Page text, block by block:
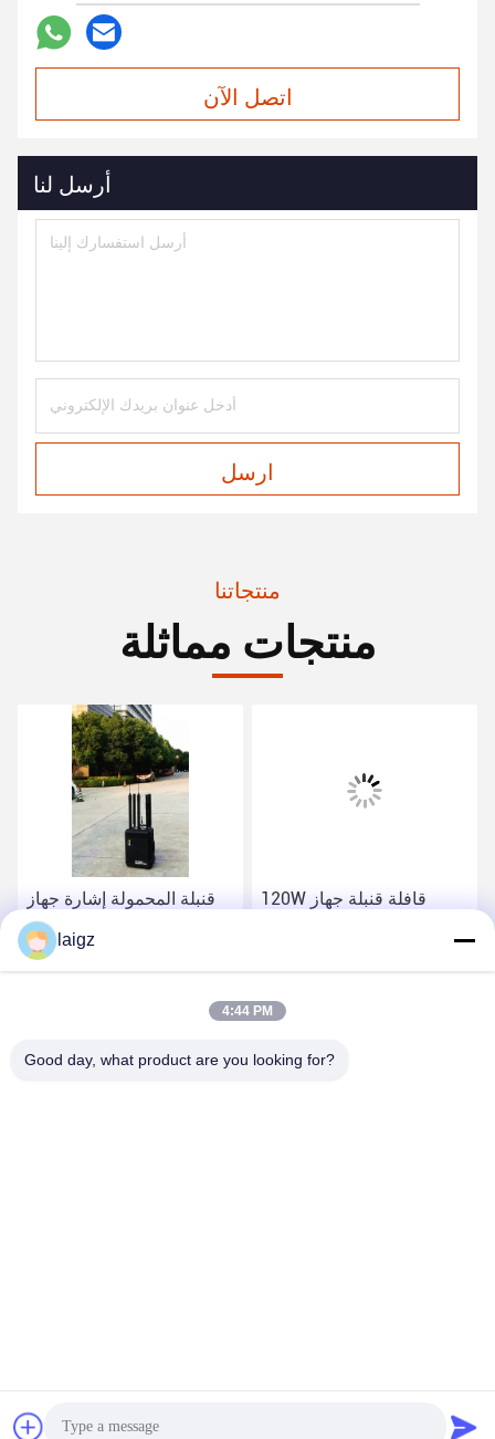
اتصل الآن
أرسل لنا
ارسل
منتجاتنا
منتجات مماثلة
قنبلة المحمولة إشارة جهاز
تشويش 20-6000 ميغاهرتز
تردد العمل لقوة الأمن
العسكرية
120W قافلة قنبلة جهاز
الفرقة
2026 Zhejiang Zhongdeng Electronics Technology CO,LTD جميع الحقوق
laigz
4:44 PM
Good day, what product are you looking for?